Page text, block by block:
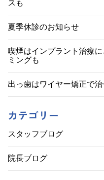
ー
シ
ョ
ン
スも
夏季休診のお知らせ
喫煙はインプラント治療
ミングも
出っ歯はワイヤー矯正で
カテゴリー
スタッフブログ
院長ブログ